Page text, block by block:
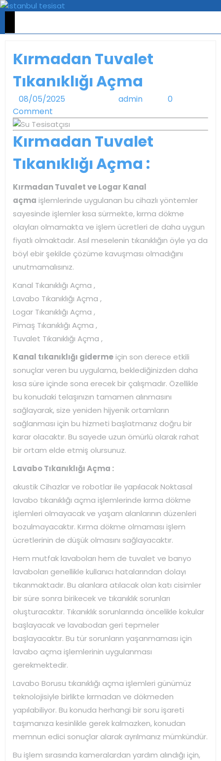
Skip
Kırmadan Tuvalet
Tıkanıklığı Açma
08/05/2025 adminadmin
0
Comment
Kırmadan Tuvalet
Tıkanıklığı Açma :
Kırmadan Tuvalet ve Logar Kanal
açma işlemlerinde uygulanan bu cihazlı yöntemler
sayesinde işlemler kısa sürmekte, kırma dökme
olayları olmamakta ve işlem ücretleri de daha uygun
fiyatlı olmaktadır. Asıl meselenin tıkanıklığın öyle ya da
böyl ebir şekilde çözüme kavuşması olmadığını
unutmamalısınız.
Kanal Tıkanıklığı Açma ,
Lavabo Tıkanıklığı Açma ,
Logar Tıkanıklığı Açma ,
Pimaş Tıkanıklığı Açma ,
Tuvalet Tıkanıklığı Açma ,
Kanal tıkanıklığı gidermeiçin son derece etkili
sonuçlar veren bu uygulama, beklediğinizden daha
kısa süre içinde sona erecek bir çalışmadır. Özellikle
bu konudaki telaşınızın tamamen alınmasını
sağlayarak, size yeniden hijyenik ortamların
sağlanması için bu hizmeti başlatmanız doğru bir
karar olacaktır. Bu sayede uzun ömürlü olarak rahat
bir ortam elde etmiş olursunuz.
Lavabo Tıkanıklığı Açma :
akustik Cihazlar ve robotlar ile yapılacak Noktasal
lavabo tıkanıklığı açma işlemlerinde kırma dökme
işlemleri olmayacak ve yaşam alanlarının düzenleri
bozulmayacaktır. Kırma dökme olmaması işlem
ücretlerinin de düşük olmasını sağlayacaktır.
Hem mutfak lavaboları hem de tuvalet ve banyo
lavaboları genellikle kullanıcı hatalarından dolayı
tıkanmaktadır. Bu alanlara atılacak olan katı cisimler
bir süre sonra birikecek ve tıkanıklık sorunları
oluşturacaktır. Tıkanıklık sorunlarında öncelikle kokular
başlayacak ve lavabodan geri tepmeler
başlayacaktır. Bu tür sorunların yaşanmaması için
lavabo açma işlemlerinin uygulanması
gerekmektedir.
Lavabo Borusu tıkanıklığı açma işlemleri günümüz
teknolojisiyle birlikte kırmadan ve dökmeden
yapılabiliyor. Bu konuda herhangi bir soru işareti
taşımanıza kesinlikle gerek kalmazken, konudan
memnun edici sonuçlar alarak ayrılmanız mümkündür.
Bu işlem sırasında kameralardan yardım alındığı için,